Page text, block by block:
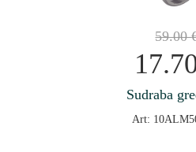
59.00
Sudraba
Art: